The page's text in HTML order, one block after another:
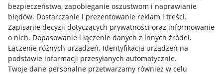
bezpieczeństwa, zapobieganie oszustwom i naprawianie
błędów. Dostarczanie i prezentowanie reklam i treści.
Zapisanie decyzji dotyczących prywatności oraz informowanie
o nich. Dopasowanie i łączenie danych z innych źródeł.
Łączenie różnych urządzeń. Identyfikacja urządzeń na
podstawie informacji przesyłanych automatycznie.
Twoje dane personalne przetwarzamy również w celu
Informacje prawne
Regulamin
Polityka plików "cookies"